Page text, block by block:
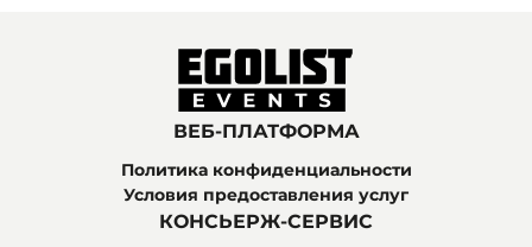
ВЕБ-ПЛАТФОРМА
Политика конфиденциальности
Условия предоставления услуг
КОНСЬЕРЖ-СЕРВИС